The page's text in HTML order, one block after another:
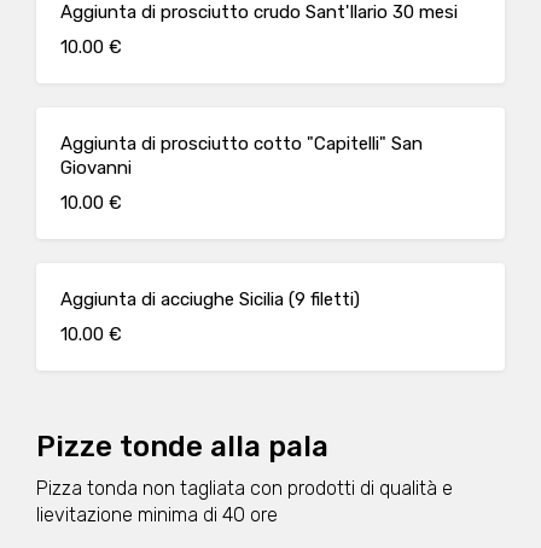
Aggiunta di prosciutto crudo Sant'Ilario 30 mesi
10.00 €
Aggiunta di prosciutto cotto "Capitelli" San
Giovanni
10.00 €
Aggiunta di acciughe Sicilia (9 filetti)
10.00 €
Pizze tonde alla pala
Pizza tonda non tagliata con prodotti di qualità e
lievitazione minima di 40 ore